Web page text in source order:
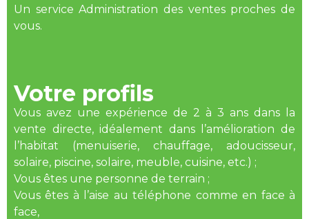
Un service Administration des ventes proches de
vous.
Votre profils
Vous avez une expérience de 2 à 3 ans dans la
vente directe, idéalement dans l’amélioration de
l’habitat (menuiserie, chauffage, adoucisseur,
solaire, piscine, solaire, meuble, cuisine, etc.) ;
Vous êtes une personne de terrain ;
Vous êtes à l’aise au téléphone comme en face à
face,